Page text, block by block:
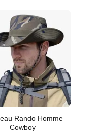
Rando Homme
Cowboy